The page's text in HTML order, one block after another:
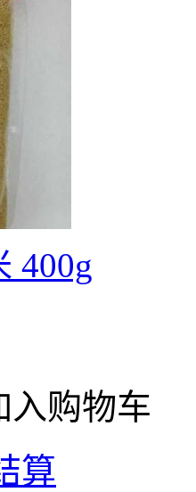
400g
入购物车
算